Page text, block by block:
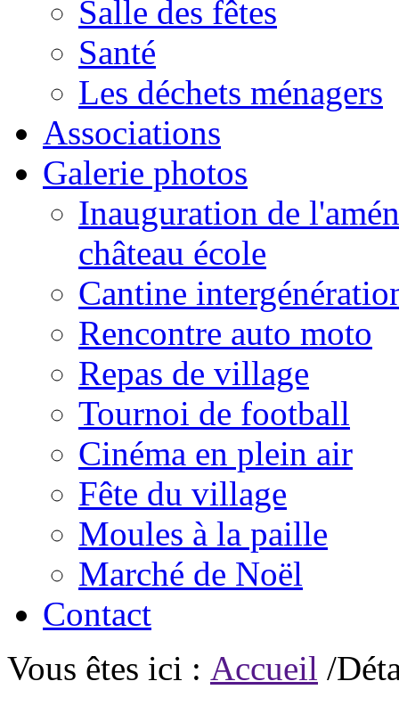
Salle des fêtes
Santé
Les déchets ménagers
Associations
Galerie photos
Inauguration de
château école
Cantine
Rencontre auto moto
Repas de village
Tournoi de football
Cinéma en plein air
Fête du village
Moules à la paille
Marché de Noël
Contact
Vous êtes ici : Accueil /